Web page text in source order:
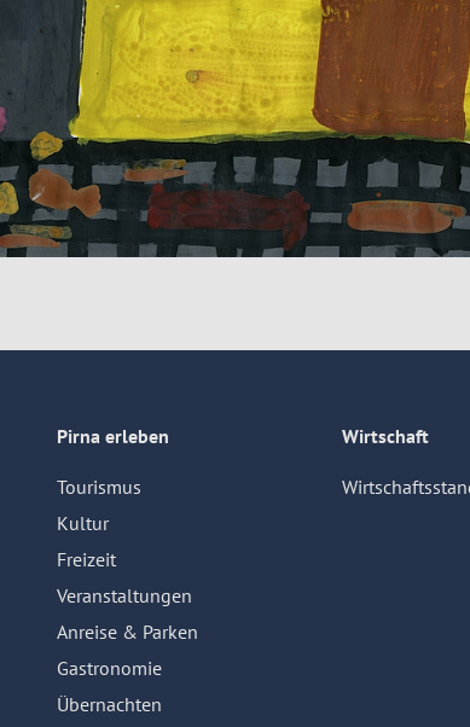
Pirna erleben
Tourismus
Kultur
Freizeit
Veranstaltungen
Anreise & Parken
Gastronomie
Übernachten
Wirtschaft